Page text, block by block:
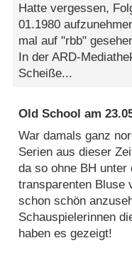
Hatte vergessen,
01.1980
mal auf "rbb"
In der ARD-
Scheiße...
Old School am
War damals ganz
Serien aus dieser
da so ohne BH
transparenten Bluse
schon schön
Schauspielerinnen
haben es gezeigt!